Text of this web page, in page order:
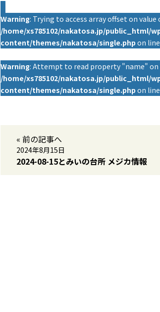
Warning: Trying to access array offset on
/home/xs785102/nakatosa.jp/public_html/
content/themes/nakatosa/single.php on line
Warning: Attempt to read property "name" on
/home/xs785102/nakatosa.jp/public_html/
content/themes/nakatosa/single.php on line
« 前の記事へ
2024年8月15日
2024-08-15とみいの台所 メジカ情報